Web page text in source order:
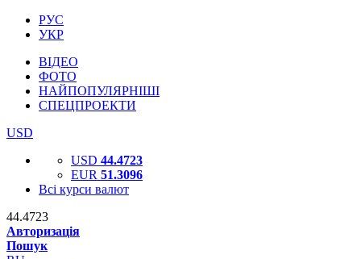
РУС
УКР
ВІДЕО
ФОТО
НАЙПОПУЛЯРНІШІ
СПЕЦПРОЕКТИ
USD
USD 44.4723
EUR 51.3096
Всі курси валют
44.4723
Авторизація
Пошук